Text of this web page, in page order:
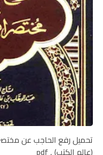
تحميل رفع الحاجب عن
(عالم الكتب) , pdf